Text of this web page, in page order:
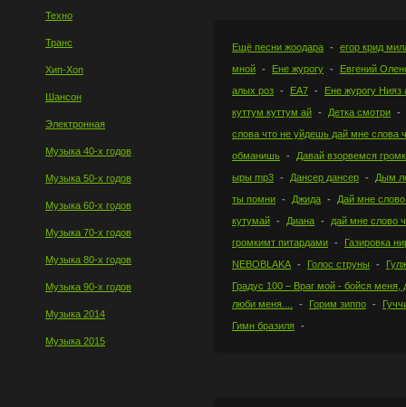
Техно
Транс
Хип-Хоп
Шансон
Электронная
Музыка 40-х годов
Музыка 50-х годов
Музыка 60-х годов
Музыка 70-х годов
Музыка 80-х годов
Музыка 90-х годов
Музыка 2014
Музыка 2015
Ещё песни жоодара
егор крид
мной
Ене журогу
Евгений
алых роз
ЕА7
Ене журогу Нияз
куттум куттум ай
Детка смотри
слова что не уйдешь дай мне слова
обманишь
Давай взорвемся
ыры mp3
Дансер дансер
Дым
ты помни
Джида
Дай мне
кутумай
Диана
дай мне слово
громкимт питардами
Газировка
NEBOBLAKA
Голос струны
Градус 100 – Враг мой - бойся
люби меня....
Горим зиппо
Гимн бразиля